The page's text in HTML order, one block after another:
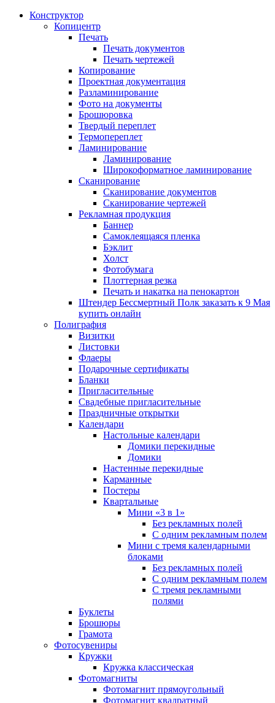
Конструктор
Копицентр
Печать
Печать документов
Печать чертежей
Копирование
Проектная документация
Разламинирование
Фото на документы
Брошюровка
Твердый переплет
Термопереплет
Ламинирование
Ламинирование
Широкоформатное ламинирование
Сканирование
Сканирование документов
Сканирование чертежей
Рекламная продукция
Баннер
Самоклеящаяся пленка
Бэклит
Холст
Фотобумага
Плоттерная резка
Печать и накатка на пенокартон
Штендер Бессмертный Полк заказать к 9 Мая
купить онлайн
Полиграфия
Визитки
Листовки
Флаеры
Подарочные сертификаты
Бланки
Пригласительные
Свадебные пригласительные
Праздничные открытки
Календари
Настольные календари
Домики перекидные
Домики
Настенные перекидные
Карманные
Постеры
Квартальные
Мини «3 в 1»
Без рекламных полей
С одним рекламным полем
Мини с тремя календарными
блоками
Без рекламных полей
С одним рекламным полем
С тремя рекламными
полями
Буклеты
Брошюры
Грамота
Фотосувениры
Кружки
Кружка классическая
Фотомагниты
Фотомагнит прямоугольный
Фотомагнит квадратный